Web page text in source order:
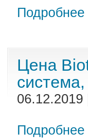
Подробнее
Цена
06.12.2019
Подробнее